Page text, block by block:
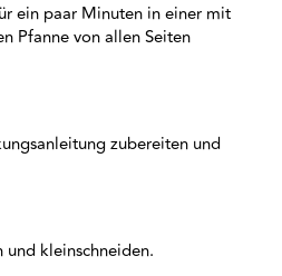
ein paar Minuten in einer mit
Pfanne von allen Seiten
zubereiten und
und kleinschneiden.